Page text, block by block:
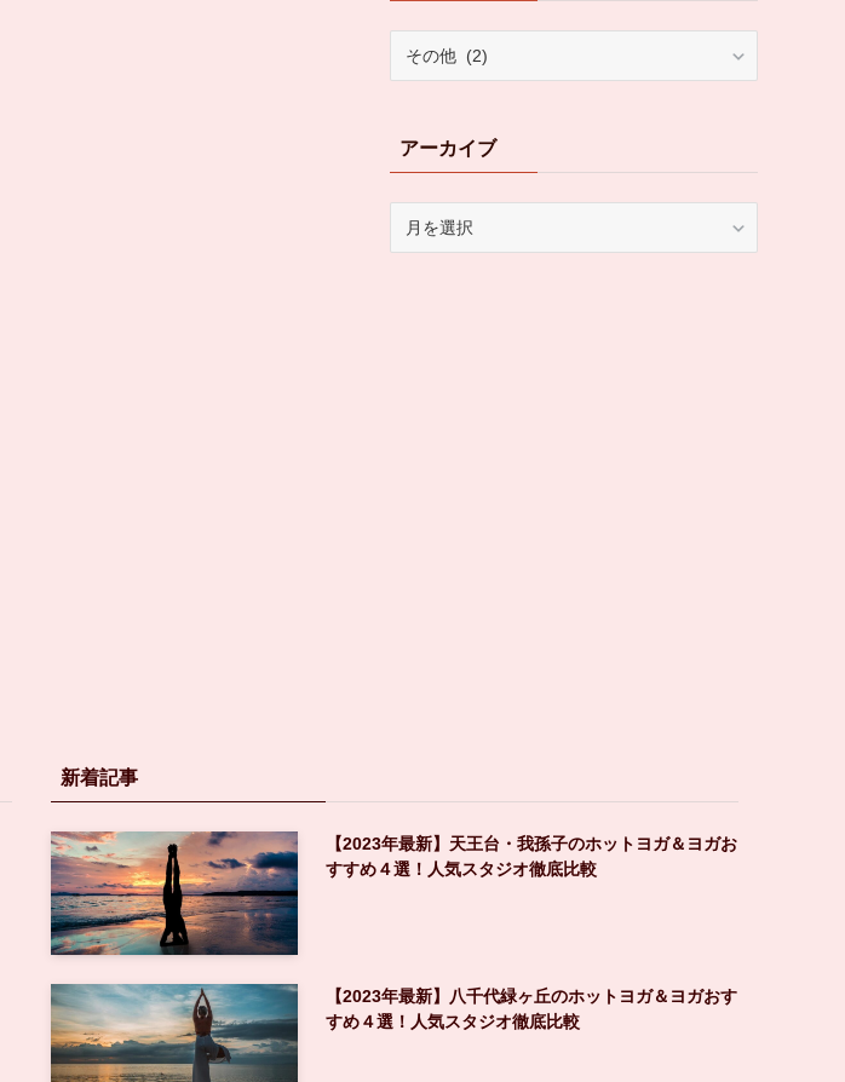
ーアーカイブ
新着記事
【2023年最新】天王台・我孫子のホットヨガ＆ヨガお
すすめ４選！人気スタジオ徹底比較
【2023年最新】八千代緑ヶ丘のホットヨガ＆ヨガおす
すめ４選！人気スタジオ徹底比較